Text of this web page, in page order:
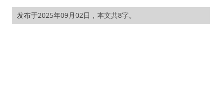
发布于2025年09月02日，本文共8字。